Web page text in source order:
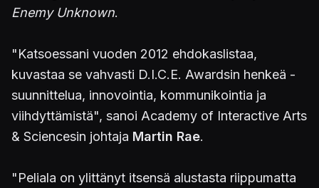
Enemy Unknown.
"Katsoessani vuoden 2012 ehdokaslistaa,
kuvastaa se vahvasti D.I.C.E. Awardsin henkeä -
suunnittelua, innovointia, kommunikointia ja
viihdyttämistä", sanoi Academy of Interactive Arts
& Sciencesin johtaja Martin Rae.
"Peliala on ylittänyt itsensä alustasta riippumatta